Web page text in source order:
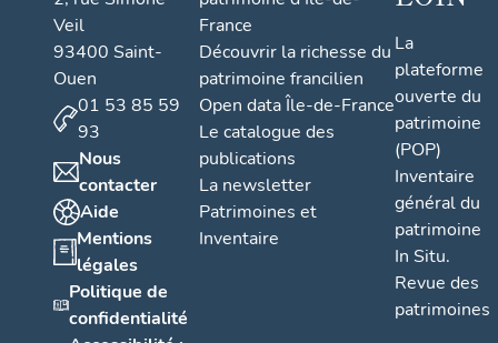
Veil
93400 Saint-
Ouen
01 53 85 59
93
Nous
contacter
Aide
Mentions
légales
Politique de
confidentialité
France
Découvrir la richesse du
patrimoine francilien
Open data Île-de-France
Le catalogue des
publications
La newsletter
Patrimoines et
Inventaire
La
plateforme
ouverte du
patrimoine
(POP)
Inventaire
général du
patrimoine
In Situ.
Revue des
patrimoines